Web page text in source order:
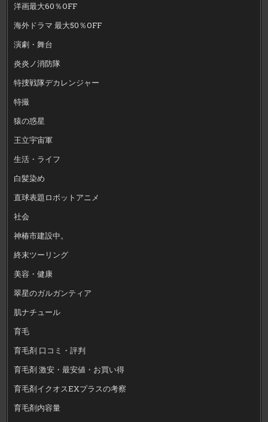
洋画最大60％OFF
海外ドラマ 最大50％OFF
演劇・舞台
炎炎ノ消防隊
特捜戦隊デカレンジャー
特撮
猿の惑星
王立宇宙軍
生活・ライフ
白髪染め
直球表題ロボットアニメ
社会
神椿市建設中。
終末ツーリング
美容・健康
翠星のガルガンティア
肌ナチュール
育毛
育毛剤 口コミ・評判
育毛剤 激安・最安値・お買い得
育毛剤イクオスEXプラスの考察
育毛剤内容量